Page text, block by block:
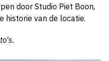
door Studio Piet Boon,
historie van de locatie.